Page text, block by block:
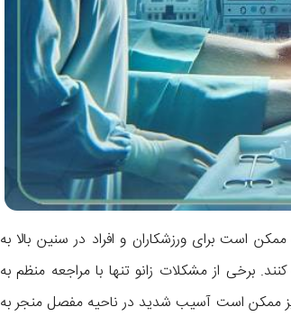
است برای ورزشکاران و افراد در سنین بالا به
برخی از مشکلات زانو تنها با مراجعه منظم به
نیز ممکن است آسیب شدید در ناحیه مفصل منجر به